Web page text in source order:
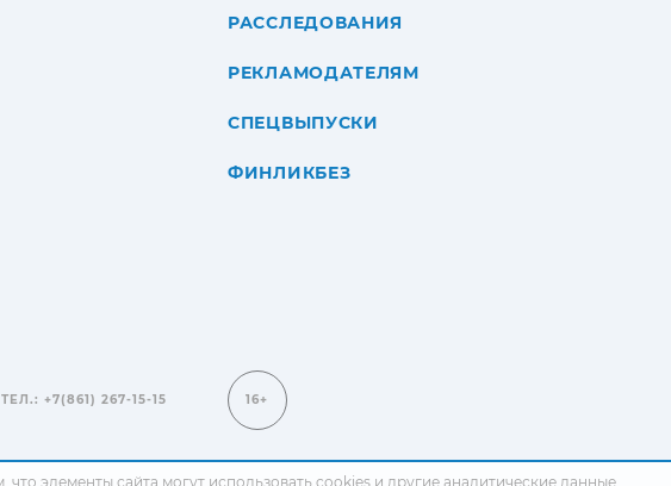
РАССЛЕДОВАНИЯ
РЕКЛАМОДАТЕЛЯМ
СПЕЦВЫПУСКИ
ФИНЛИКБЕЗ
ТЕЛ.: +7(861) 267-15-15 16+
что элементы сайта могут использовать cookies и другие аналитические данные.